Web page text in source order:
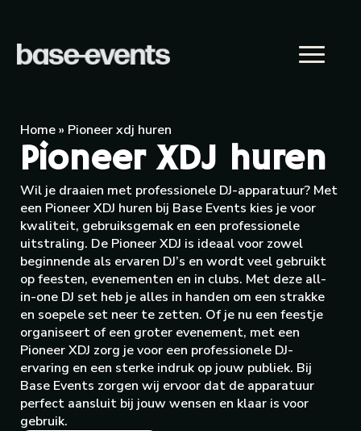
Home» Pioneer xdj huren
Pioneer XDJ huren
Wil je draaien met professionele DJ-apparatuur? Met
een Pioneer XDJ huren bij Base Events kies je voor
kwaliteit, gebruiksgemak en een professionele
uitstraling. De Pioneer XDJ is ideaal voor zowel
beginnende als ervaren DJ’s en wordt veel gebruikt
op feesten, evenementen en in clubs. Met deze all-
in-one DJ set heb je alles in handen om een strakke
en soepele set neer te zetten. Of je nu een feestje
organiseert of een groter evenement, met een
Pioneer XDJ zorg je voor een professionele DJ-
ervaring en een sterke indruk op jouw publiek. Bij
Base Events zorgen wij ervoor dat de apparatuur
perfect aansluit bij jouw wensen en klaar is voor
gebruik.